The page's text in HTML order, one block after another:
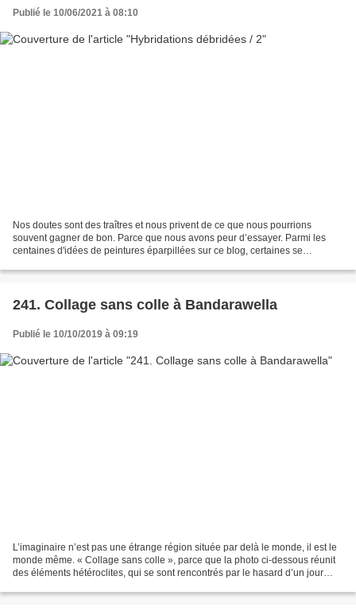
Publié le 10/06/2021 à 08:10
Nos doutes sont des traîtres et nous privent de ce que nous pourrions
souvent gagner de bon. Parce que nous avons peur d’essayer. Parmi les
centaines d'idées de peintures éparpillées sur ce blog, certaines se
241. Collage sans colle à Bandarawella
Publié le 10/10/2019 à 09:19
L’imaginaire n’est pas une étrange région située par delà le monde, il est le
monde même. « Collage sans colle », parce que la photo ci-dessous réunit
des éléments hétéroclites, qui se sont rencontrés par le hasard d’un jour